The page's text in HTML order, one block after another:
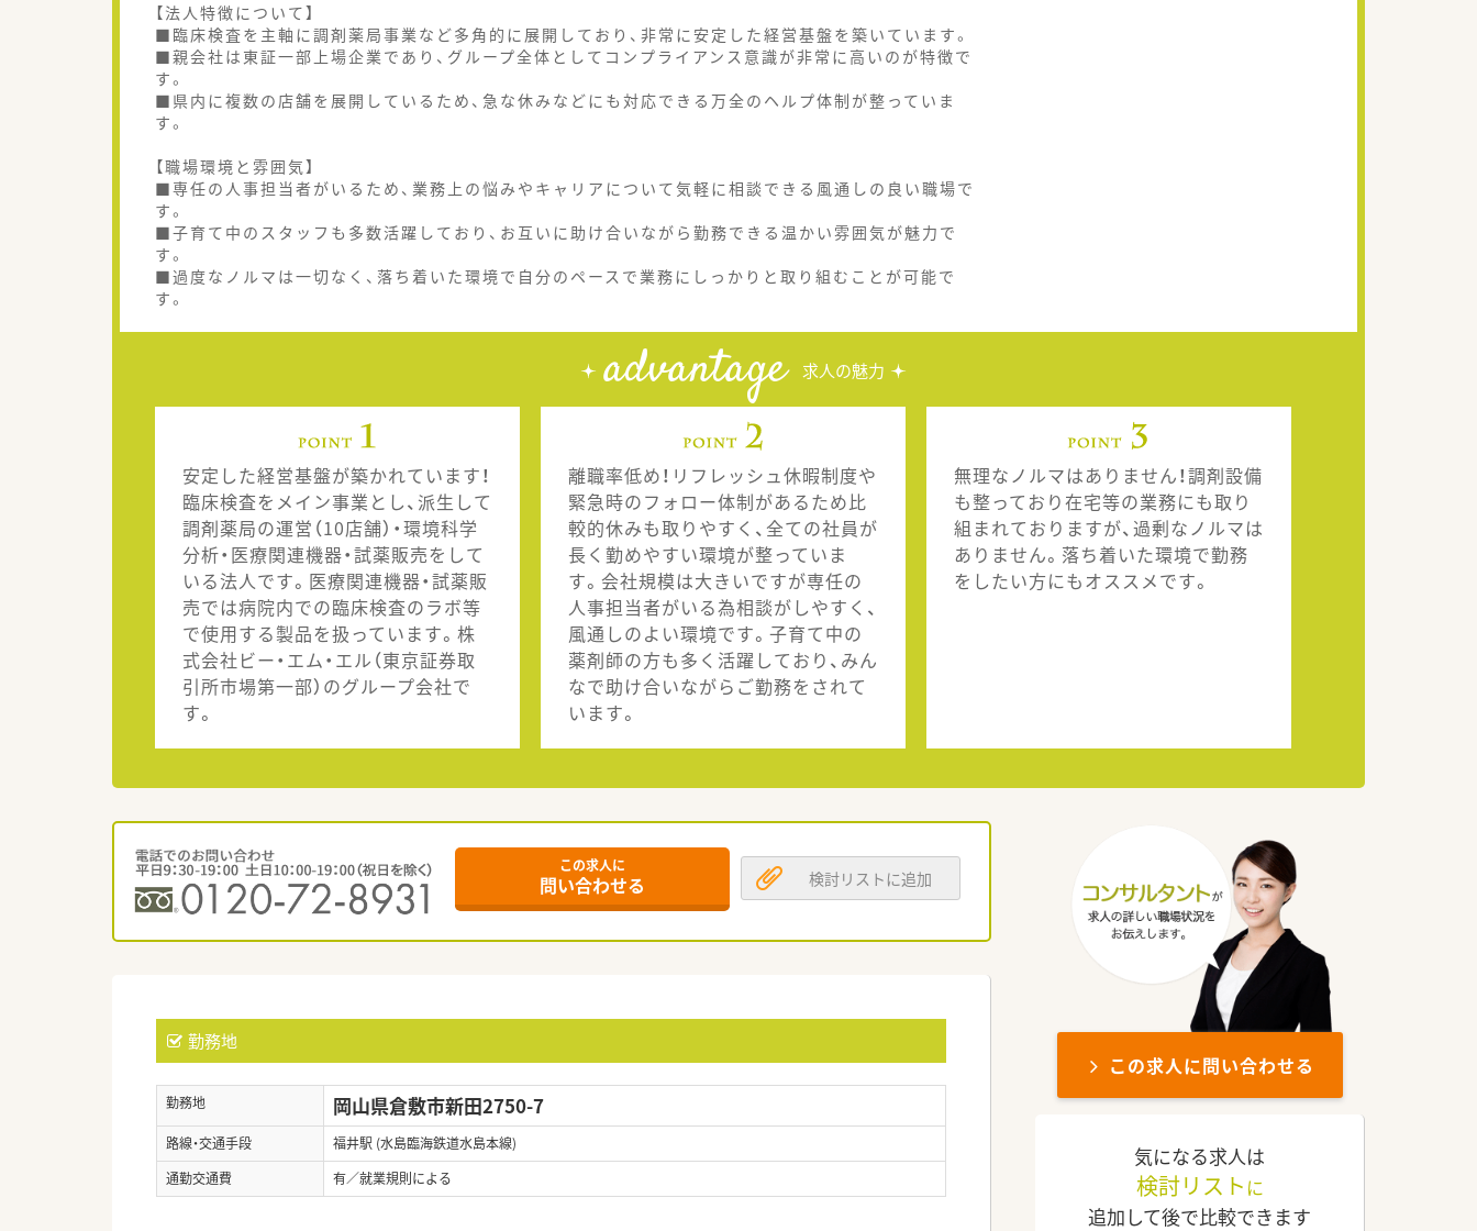
【法人特徴について】
■臨床検査を主軸に調剤薬局事業など多角的に展開しており、非常に安定した経営基盤を築いています。
■親会社は東証一部上場企業であり、グループ全体としてコンプライアンス意識が非常に高いのが特徴で
す。
■県内に複数の店舗を展開しているため、急な休みなどにも対応できる万全のヘルプ体制が整っていま
す。
【職場環境と雰囲気】
■専任の人事担当者がいるため、業務上の悩みやキャリアについて気軽に相談できる風通しの良い職場で
す。
■子育て中のスタッフも多数活躍しており、お互いに助け合いながら勤務できる温かい雰囲気が魅力で
す。
■過度なノルマは一切なく、落ち着いた環境で自分のペースで業務にしっかりと取り組むことが可能で
す。
advantage 求人の魅力
安定した経営基盤が築かれています！
臨床検査をメイン事業とし、派生して
調剤薬局の運営（10店舗）・環境科学
分析・医療関連機器・試薬販売をして
いる法人です。医療関連機器・試薬販
売では病院内での臨床検査のラボ等
で使用する製品を扱っています。株
式会社ビー・エム・エル（東京証券取
引所市場第一部）のグループ会社で
す。
離職率低め！リフレッシュ休暇制度や
緊急時のフォロー体制があるため比
較的休みも取りやすく、全ての社員が
長く勤めやすい環境が整っていま
す。会社規模は大きいですが専任の
人事担当者がいる為相談がしやすく、
風通しのよい環境です。子育て中の
薬剤師の方も多く活躍しており、みん
なで助け合いながらご勤務をされて
います。
無理なノルマはありません！調剤設備
も整っており在宅等の業務にも取り
組まれておりますが、過剰なノルマは
ありません。落ち着いた環境で勤務
をしたい方にもオススメです。
この求人に
問い合わせる 検討リストに追加
勤務地
勤務地 岡山県倉敷市新田2750-7
路線・交通手段
福井駅 (水島臨海鉄道水島本線)
通勤交通費
有／就業規則による
この求人に問い合わせる
気になる求人は
検討リスト に
追加して後で比較できます